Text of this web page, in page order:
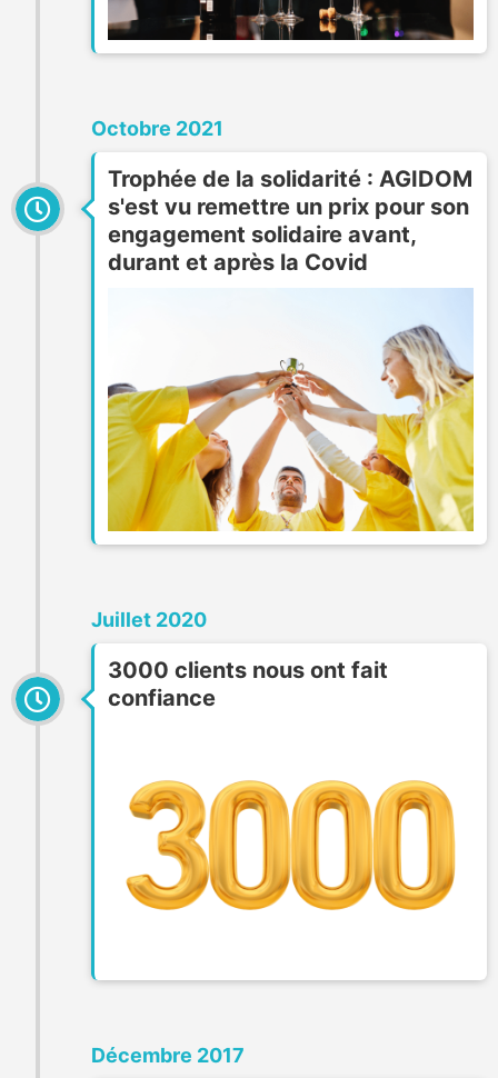
Octobre 2021
Trophée de la solidarité : AGIDOM
s'est vu remettre un prix pour son
engagement solidaire avant,
durant et après la Covid
Juillet 2020
3000 clients nous ont fait
confiance
Décembre 2017